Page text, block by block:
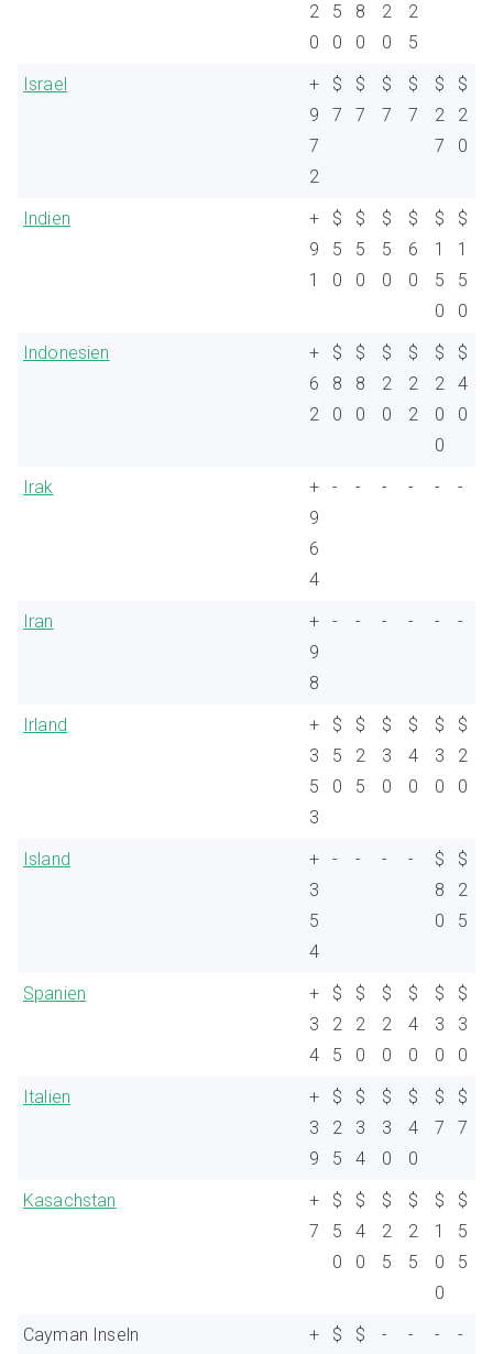
2
0
5
0
8
0
2
0
2
5
Israel
+
9
7
2
$
7
$
7
$
7
$
7
$
2
7
$
2
0
Indien
+
9
1
$
5
0
$
5
0
$
5
0
$
6
0
$
1
5
0
$
1
5
0
Indonesien
+
6
2
$
8
0
$
8
0
$
2
0
$
2
2
$
2
0
0
$
4
0
Irak
+
9
6
4
- - - - - -
Iran
+
9
8
- - - - - -
Irland
+
3
5
3
$
5
0
$
2
5
$
3
0
$
4
0
$
3
0
$
2
0
Island
+
3
5
4
- - - -
$
8
0
$
2
5
Spanien
+
3
4
$
2
5
$
2
0
$
2
0
$
4
0
$
3
0
$
3
0
Italien
+
3
9
$
2
5
$
3
4
$
3
0
$
4
0
$
7
$
7
Kasachstan
+
7
$
5
0
$
4
0
$
2
5
$
2
5
$
1
0
0
$
5
5
Cayman Inseln
+
$
$
- - - -